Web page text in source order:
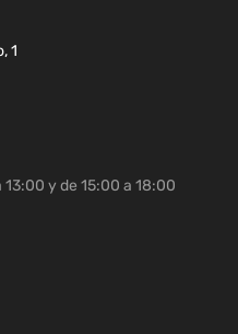
1
y de 15:00 a 18:00